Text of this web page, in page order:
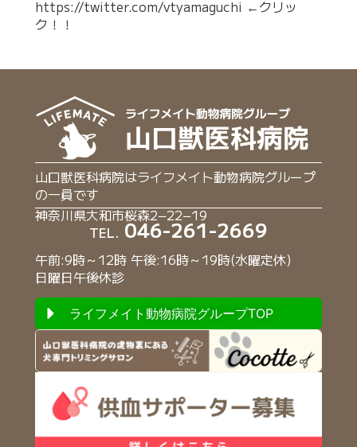
https://twitter.com/vtyamaguchi ←クリッ
ク！！
山口獣医科病院はライフメイト動物病院グループ
の一員です
神奈川県大和市桜森2−22−19
TEL.046-261-2669
午前:9時～12時 午後:16時～19時(水曜定休)
日曜日午後休診
ライフメイト動物病院グループTOP